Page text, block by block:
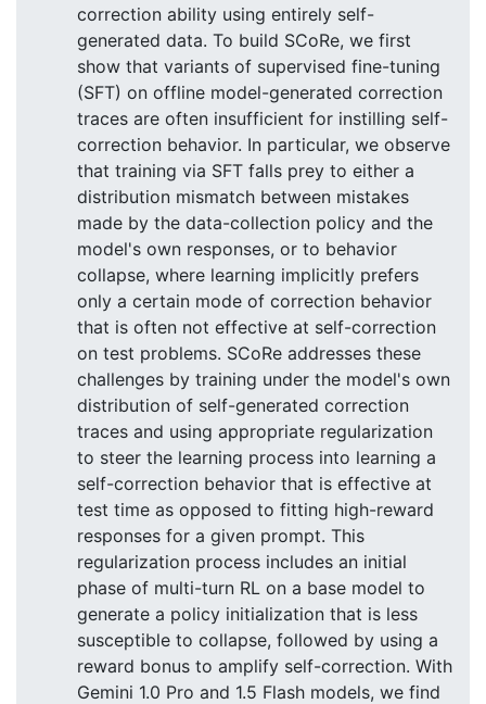
correction ability using entirely self-
generated data. To build SCoRe, we first
show that variants of supervised fine-tuning
(SFT) on offline model-generated correction
traces are often insufficient for instilling self-
correction behavior. In particular, we observe
that training via SFT falls prey to either a
distribution mismatch between mistakes
made by the data-collection policy and the
model's own responses, or to behavior
collapse, where learning implicitly prefers
only a certain mode of correction behavior
that is often not effective at self-correction
on test problems. SCoRe addresses these
challenges by training under the model's own
distribution of self-generated correction
traces and using appropriate regularization
to steer the learning process into learning a
self-correction behavior that is effective at
test time as opposed to fitting high-reward
responses for a given prompt. This
regularization process includes an initial
phase of multi-turn RL on a base model to
generate a policy initialization that is less
susceptible to collapse, followed by using a
reward bonus to amplify self-correction. With
Gemini 1.0 Pro and 1.5 Flash models, we find